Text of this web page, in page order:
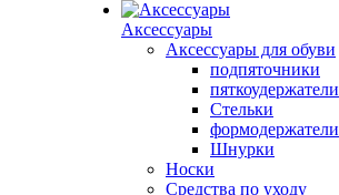
Аксессуары
Аксессуары для обуви
подпяточники
пяткоудержатели
Стельки
формодержатели
Шнурки
Носки
Средства по уходу